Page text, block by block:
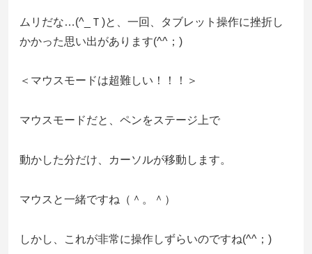
ムリだな…(^_Ｔ)と、一回、タブレット操作に挫折し
かかった思い出があります(^^；)
＜マウスモードは超難しい！！！＞
マウスモードだと、ペンをステージ上で
動かした分だけ、カーソルが移動します。
マウスと一緒ですね（＾。＾）
しかし、これが非常に操作しずらいのですね(^^；)